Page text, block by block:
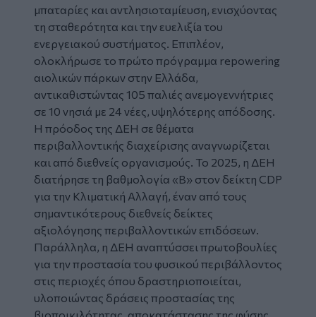
μπαταρίες και αντλησιοταμίευση, ενισχύοντας
τη σταθερότητα και την ευελιξίa του
ενεργειακού συστήματος. Επιπλέον,
ολοκλήρωσε το πρώτο πρόγραμμα repowering
αιολικών πάρκων στην Ελλάδα,
αντικαθιστώντας 105 παλιές ανεμογεννήτριες
σε 10 νησιά με 24 νέες, υψηλότερης απόδοσης.
Η πρόοδος της ΔΕΗ σε θέματα
περιβαλλοντικής διαχείρισης αναγνωρίζεται
και από διεθνείς οργανισμούς. Το 2025, η ΔΕΗ
διατήρησε τη βαθμολογία «Β» στον δείκτη CDP
για την Κλιματική Αλλαγή, έναν από τους
σημαντικότερους διεθνείς δείκτες
αξιολόγησης περιβαλλοντικών επιδόσεων.
Παράλληλα, η ΔΕΗ αναπτύσσει πρωτοβουλίες
για την προστασία του φυσικού περιβάλλοντος
στις περιοχές όπου δραστηριοποιείται,
υλοποιώντας δράσεις προστασίας της